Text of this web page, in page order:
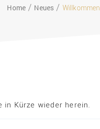
Home Neues Willkommen
Kürze wieder herein.